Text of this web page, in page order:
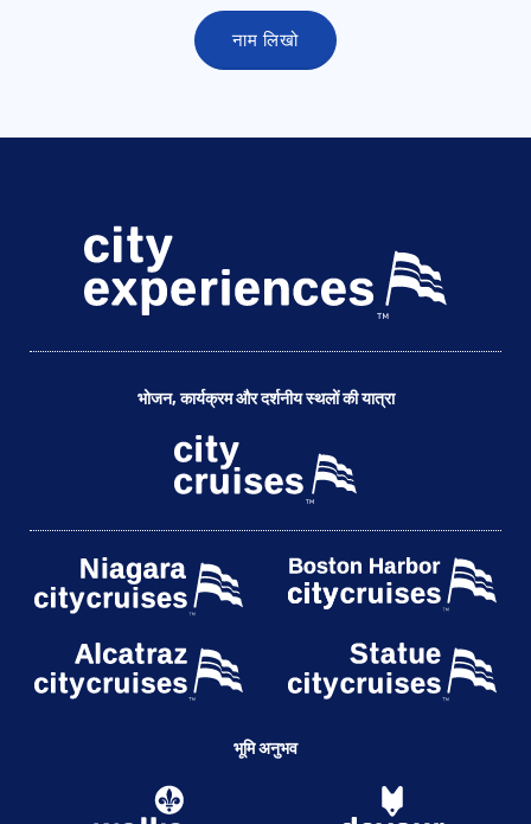
भोजन, कार्यक्रम और दर्शनीय स्थलों की यात्रा
भूमि अनुभव